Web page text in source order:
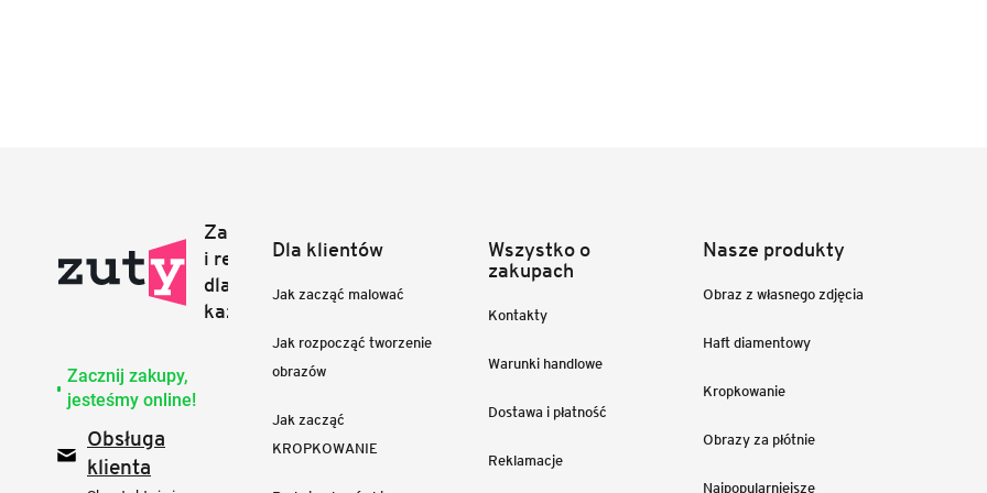
Zacznij zakupy,
jesteśmy online!
Obsługa
klienta
Dla klientów
Jak zacząć malować
Jak rozpocząć tworzenie
obrazów
Jak zacząć
KROPKOWANIE
Wszystko o
zakupach
Kontakty
Warunki handlowe
Dostawa i płatność
Reklamacje
Nasze produkty
Obraz z własnego zdjęcia
Haft diamentowy
Kropkowanie
Obrazy za płótnie
Najpopularniejsze